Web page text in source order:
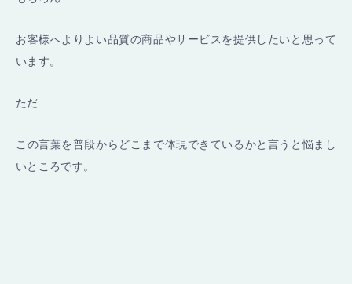
お客様へよりよい品質の商品やサービスを提供したいと思って
います。
ただ
この言葉を普段からどこまで体現できているかと言うと悩まし
いところです。